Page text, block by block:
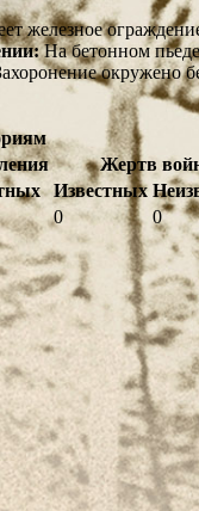
железное
На бетонном
окружено
Жертв
Известных
0 0